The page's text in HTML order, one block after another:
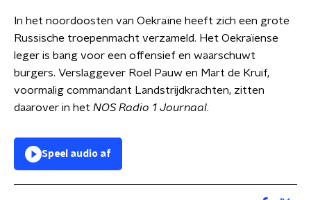
In het noordoosten van Oekraïne heeft zich een grote
Russische troepenmacht verzameld. Het Oekraïense
leger is bang voor een offensief en waarschuwt
burgers. Verslaggever Roel Pauw en Mart de Kruif,
voormalig commandant Landstrijdkrachten, zitten
daarover in het NOS Radio 1 Journaal.
Speel audio af